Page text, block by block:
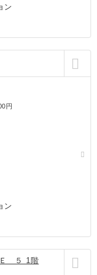
ン
円
ン
５ 1階